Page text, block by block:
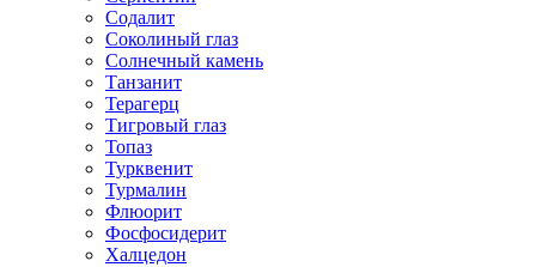
Содалит
Соколиный глаз
Солнечный камень
Танзанит
Терагерц
Тигровый глаз
Топаз
Турквенит
Турмалин
Флюорит
Фосфосидерит
Халцедон